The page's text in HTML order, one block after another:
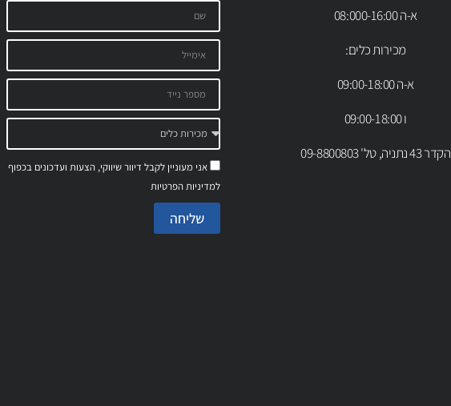
א-ה 08:000-16:00
מכירות כלים:
א-ה 09:00-18:00
ו 09:00-18:00
הקדר 43 נתניה, טל' 09-8800803
אני מעוניין לקבל דיוור שיווקי, הצעות ועדכונים בכפוף
למדיניות הפרטיות
שליחה